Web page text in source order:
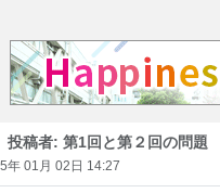
投稿者: 第1回と第２回の問題
年 01月 02日 14:27